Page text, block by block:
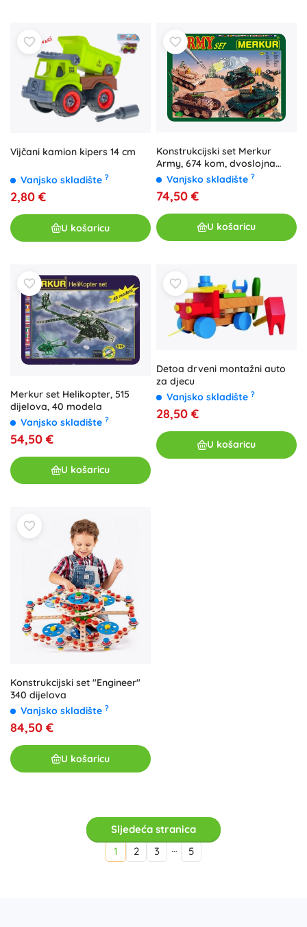
Vijčani kamion kipers 14 cm
Vanjsko skladište ?
2,80 €
U košaricu
Konstrukcijski set Merkur
Army, 674 kom, dvoslojna
kutija 36 × 27 × 5,5 cm
Vanjsko skladište ?
74,50 €
U košaricu
Merkur set Helikopter, 515
dijelova, 40 modela
Vanjsko skladište ?
54,50 €
U košaricu
Detoa drveni montažni auto
za djecu
Vanjsko skladište ?
28,50 €
U košaricu
Konstrukcijski set "Engineer"
340 dijelova
Vanjsko skladište ?
84,50 €
U košaricu
Sljedeća stranica
1
2 3 … 5